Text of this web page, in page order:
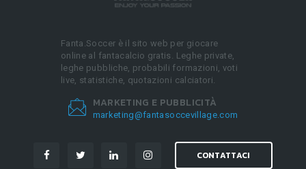
Fanta.Soccer è il sito web per giocare
online al fantacalcio gratis. Leghe private,
leghe pubbliche, probabili formazioni, voti
live, statistiche, quotazioni calciatori.
MARKETING E PUBBLICITÀ
marketing@fantasoccevillage.com
CONTATTACI